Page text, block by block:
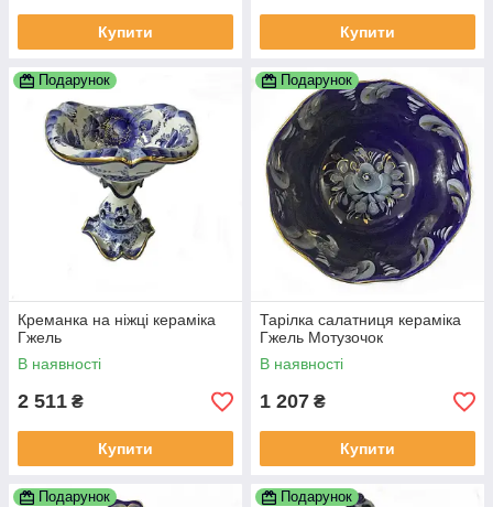
Купити Купити
Подарунок
Креманка на ніжці кераміка
Гжель
В наявності
2 511 ₴
Купити
Подарунок
Тарілка салатниця кераміка
Гжель Мотузочок
В наявності
1 207 ₴
Купити
Подарунок Подарунок